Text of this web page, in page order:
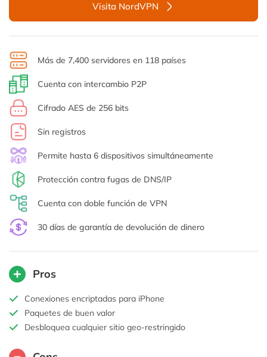
Visita NordVPN
Más de 7,400 servidores en 118 países
Cuenta con intercambio P2P
Cifrado AES de 256 bits
Sin registros
Permite hasta 6 dispositivos simultáneamente
Protección contra fugas de DNS/IP
Cuenta con doble función de VPN
30 días de garantía de devolución de dinero
Pros
Conexiones encriptadas para iPhone
Paquetes de buen valor
Desbloquea cualquier sitio geo-restringido